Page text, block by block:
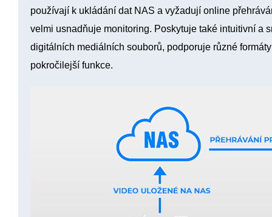
používají k ukládání dat NAS a vyžadují online
velmi usnadňuje monitoring. Poskytuje také intuitivní a
digitálních mediálních souborů, podporuje různé
pokročilejší funkce.